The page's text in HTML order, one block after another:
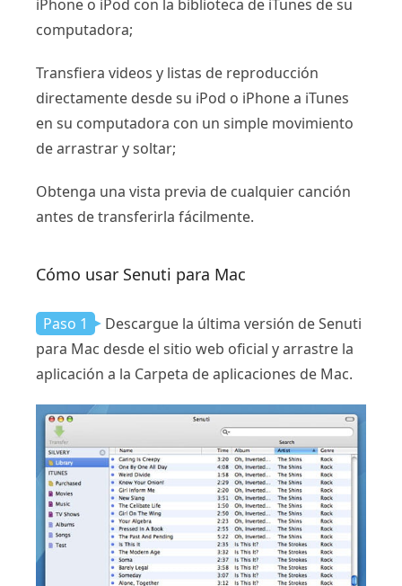
iPhone o iPod con la biblioteca de iTunes de su
computadora;
Transfiera videos y listas de reproducción
directamente desde su iPod o iPhone a iTunes
en su computadora con un simple movimiento
de arrastrar y soltar;
Obtenga una vista previa de cualquier canción
antes de transferirla fácilmente.
Cómo usar Senuti para Mac
Paso 1
Descargue la última versión de Senuti
para Mac desde el sitio web oficial y arrastre la
aplicación a la Carpeta de aplicaciones de Mac.